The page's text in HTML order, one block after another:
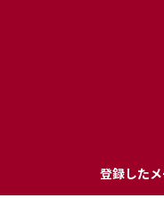
登録した